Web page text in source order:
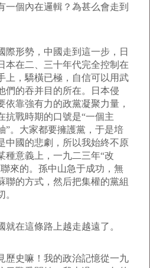
一個內在邏輯？為甚么會走到
形勢，中國走到這一步，日
本在二、三十年代完全控制在
上，驕橫已極，自信可以用武
們的吞并目的所在。日本侵
依靠強有力的政黨凝聚力量，
抗戰時期的口號是“一個主
”。大家都要擁護黨，于是培
中國的悲劇，所以我始終不原
種意義上，一九二三年“改
來的。孫中山急于成功，無
聯的方式，然后把集權的黨組
在這條路上越走越遠了。
史嘛！我的政治記憶從一九